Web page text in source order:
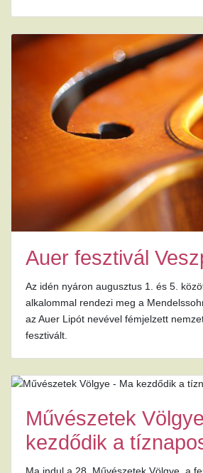
Auer fesztivál
Az idén nyáron augusztus 1. és 5.
alkalommal rendezi meg a
az Auer Lipót nevével fémjelzett
fesztivált.
Művészetek
kezdődik a